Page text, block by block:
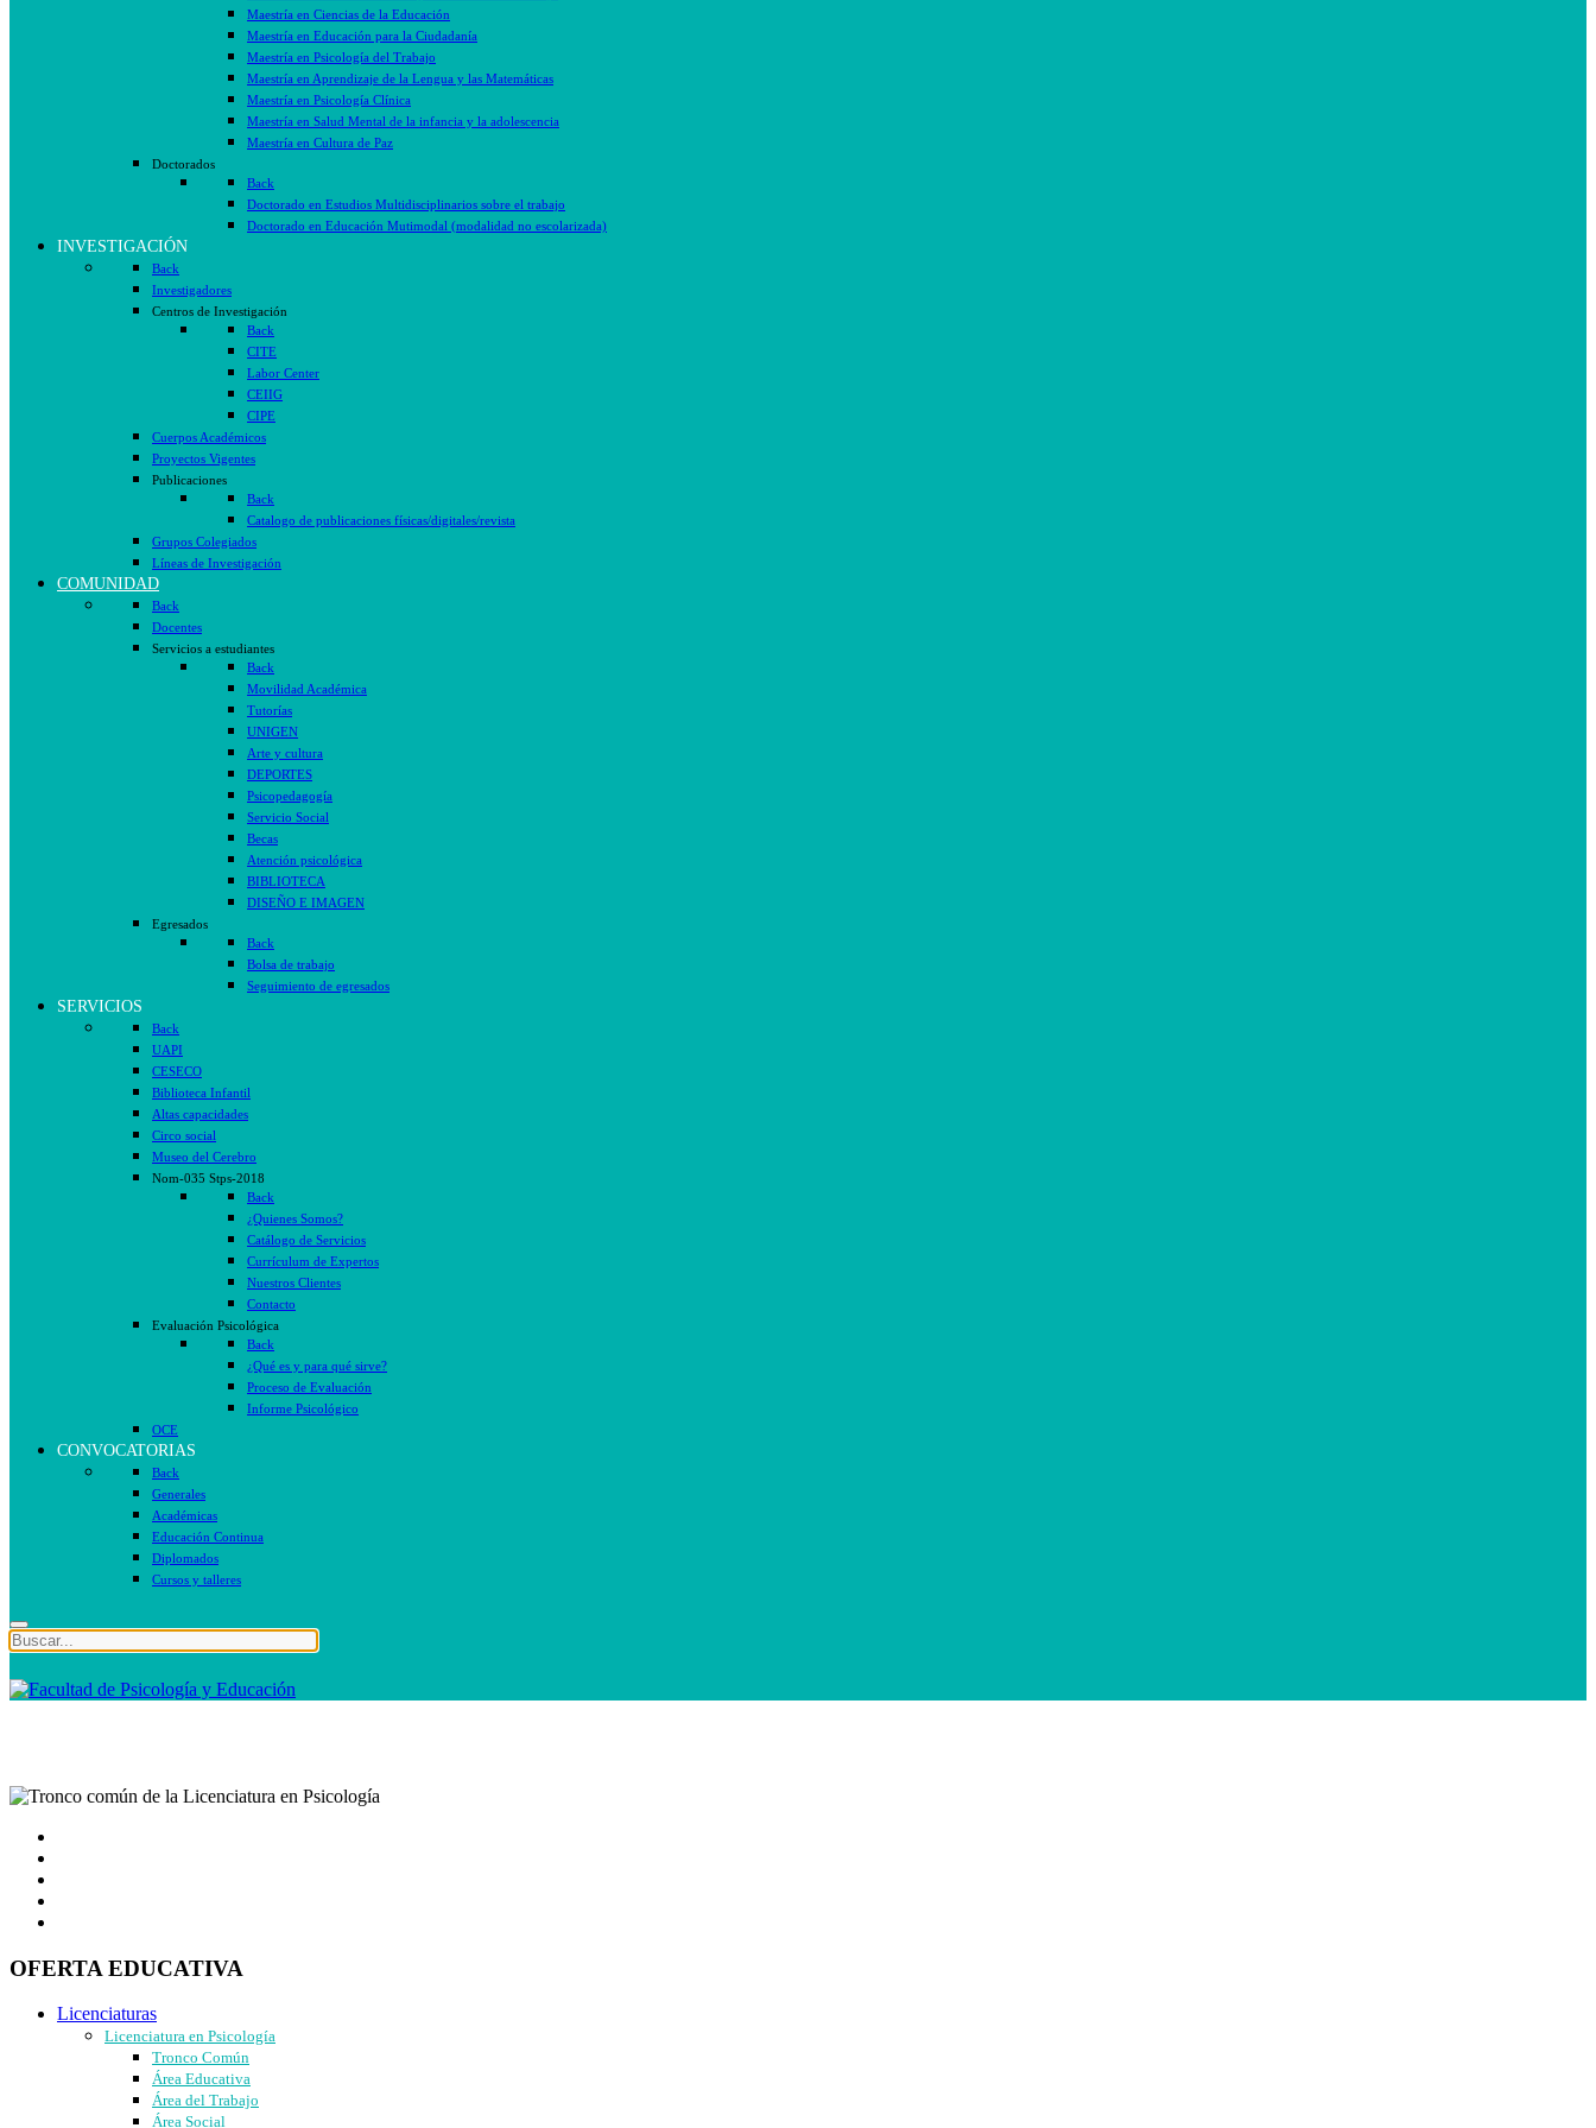
Maestría en Ciencias de la Educación
Maestría en Educación para la Ciudadanía
Maestría en Psicología del Trabajo
Maestría en Aprendizaje de la Lengua y las Matemáticas
Maestría en Psicología Clínica
Maestría en Salud Mental de la infancia y la adolescencia
Maestría en Cultura de Paz
Doctorados
Back
Doctorado en Estudios Multidisciplinarios sobre el trabajo
Doctorado en Educación Mutimodal (modalidad no escolarizada)
INVESTIGACIÓN
Back
Investigadores
Centros de Investigación
Back
CITE
Labor Center
CEIIG
CIPE
Cuerpos Académicos
Proyectos Vigentes
Publicaciones
Back
Catalogo de publicaciones físicas/digitales/revista
Grupos Colegiados
Líneas de Investigación
COMUNIDAD
Back
Docentes
Servicios a estudiantes
Back
Movilidad Académica
Tutorías
UNIGEN
Arte y cultura
DEPORTES
Psicopedagogía
Servicio Social
Becas
Atención psicológica
BIBLIOTECA
DISEÑO E IMAGEN
Egresados
Back
Bolsa de trabajo
Seguimiento de egresados
SERVICIOS
Back
UAPI
CESECO
Biblioteca Infantil
Altas capacidades
Circo social
Museo del Cerebro
Nom-035 Stps-2018
Back
¿Quienes Somos?
Catálogo de Servicios
Currículum de Expertos
Nuestros Clientes
Contacto
Evaluación Psicológica
Back
¿Qué es y para qué sirve?
Proceso de Evaluación
Informe Psicológico
OCE
CONVOCATORIAS
Back
Generales
Académicas
Educación Continua
Diplomados
Cursos y talleres
OFERTA EDUCATIVA
Licenciaturas
Licenciatura en Psicología
Tronco Común
Área Educativa
Área del Trabajo
Área Social